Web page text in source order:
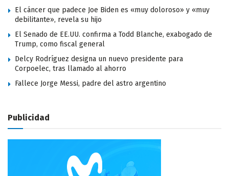
El cáncer que padece Joe Biden es «muy doloroso» y «muy
debilitante», revela su hijo
El Senado de EE.UU. confirma a Todd Blanche, exabogado de
Trump, como fiscal general
Delcy Rodríguez designa un nuevo presidente para
Corpoelec, tras llamado al ahorro
Fallece Jorge Messi, padre del astro argentino
Publicidad